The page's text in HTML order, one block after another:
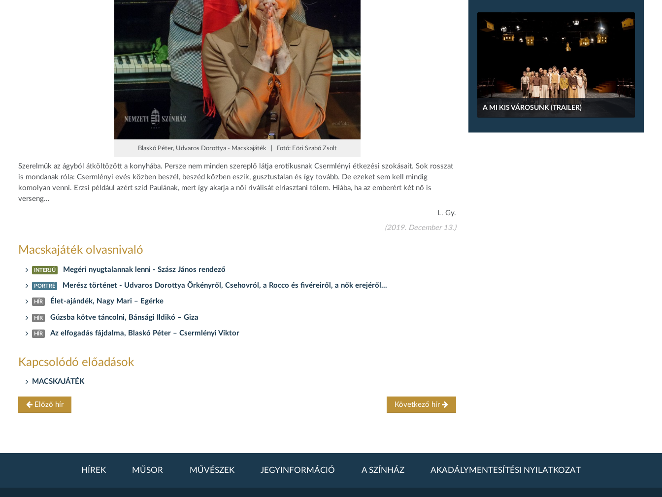
Blaskó Péter, Udvaros Dorottya - Macskajáték | Fotó: Eöri Szabó Zsolt
Szerelmük az ágyból átköltözött a konyhába. Persze nem minden szereplő látja erotikusnak Csermlényi étkezési szokásait. Sok rosszat
is mondanak róla: Csermlényi evés közben beszél, beszéd közben eszik, gusztustalan és így tovább. De ezeket sem kell mindig
komolyan venni. Erzsi például azért szid Paulának, mert így akarja a női riválisát elriasztani tőlem. Hiába, ha az emberért két nő is
verseng…
L. Gy.
(2019. December 13.)
Macskajáték olvasnivaló
INTERJÚ Megéri nyugtalannak lenni - Szász János rendező
PORTRÉ Merész történet - Udvaros Dorottya Örkényről, Csehovról, a Rocco és fivéreiről, a nők erejéről...
HÍR Élet-ajándék, Nagy Mari – Egérke
HÍR Gúzsba kötve táncolni, Bánsági Ildikó – Giza
HÍR Az elfogadás fájdalma, Blaskó Péter – Csermlényi Viktor
Kapcsolódó előadások
MACSKAJÁTÉK
Előző hír Következő hír
A MI KIS VÁROSUNK (TRAILER)
HÍREK MŰSOR MŰVÉSZEK JEGYINFORMÁCIÓ A SZÍNHÁZ AKADÁLYMENTESÍTÉSI NYILATKOZAT